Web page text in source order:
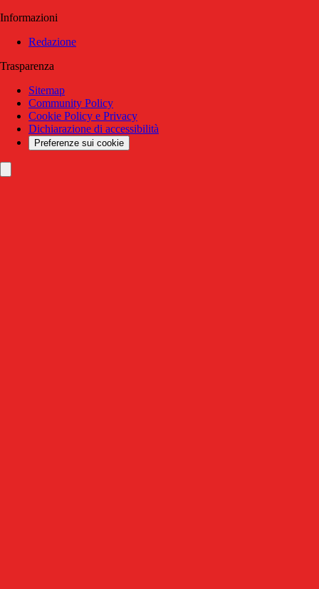
Informazioni
Redazione
Trasparenza
Sitemap
Community Policy
Cookie Policy e Privacy
Dichiarazione di accessibilità
Preferenze sui cookie